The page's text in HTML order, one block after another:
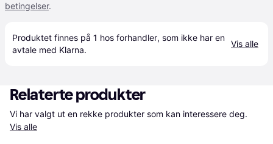
betingelser.
Produktet finnes på 1 hos forhandler, som ikke har en
avtale med Klarna.
Vis alle
Relaterte produkter
Vis alle